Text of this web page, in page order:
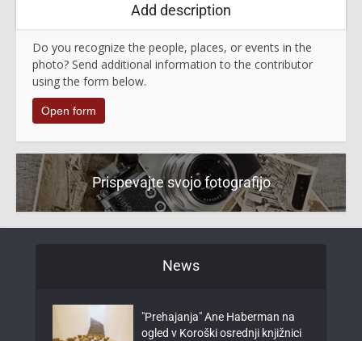
Add description
Do you recognize the people, places, or events in the
photo? Send additional information to the contributor
using the form below.
Open form
Prispevajte svojo fotografijo
News
"Prehajanja" Ane Haberman na
ogled v Koroški osrednji knjižnici